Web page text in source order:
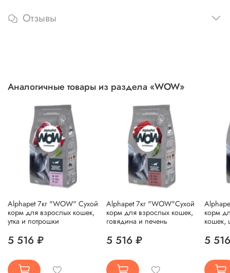
Отзывы
Аналогичные товары из раздела «WOW»
Alphapet 7кг "WOW" Сухой
корм для взрослых кошек,
утка и потрошки
5 516 ₽
Alphapet 7кг "WOW"Сухой
корм для взрослых кошек,
говядина и печень
5 516 ₽
корм
кошек,
5